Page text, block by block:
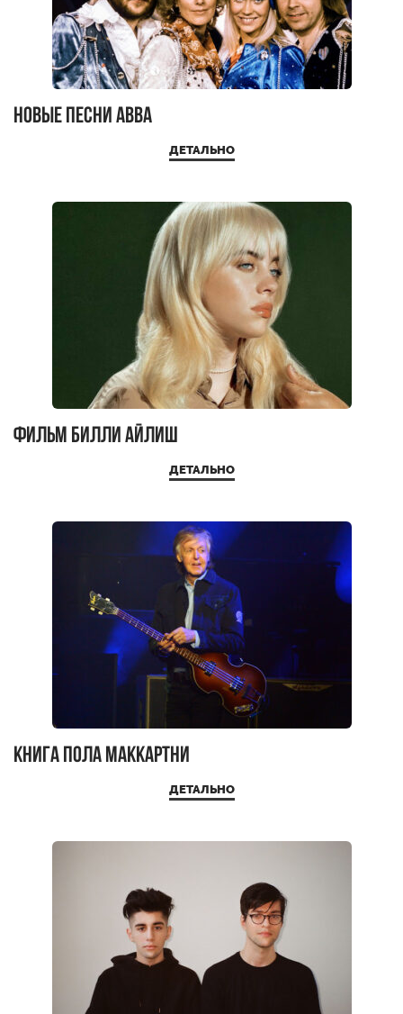
Новые песни ABBA
ДЕТАЛЬНО
Фильм Билли Айлиш
ДЕТАЛЬНО
Книга Пола Маккартни
ДЕТАЛЬНО